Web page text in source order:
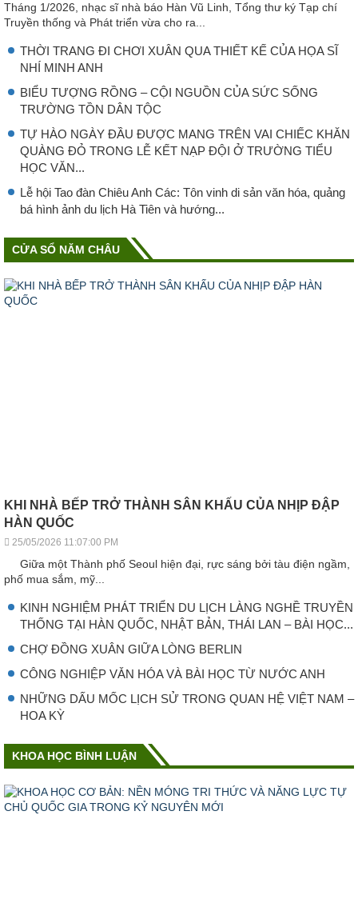
Tháng 1/2026, nhạc sĩ nhà báo Hàn Vũ Linh, Tổng thư ký Tạp chí
Truyền thống và Phát triển vừa cho ra...
THỜI TRANG ĐI CHƠI XUÂN QUA THIẾT KẾ CỦA HỌA SĨ
NHÍ MINH ANH
BIỂU TƯỢNG RỒNG – CỘI NGUỒN CỦA SỨC SỐNG
TRƯỜNG TỒN DÂN TỘC
TỰ HÀO NGÀY ĐẦU ĐƯỢC MANG TRÊN VAI CHIẾC KHĂN
QUÀNG ĐỎ TRONG LỄ KẾT NẠP ĐỘI Ở TRƯỜNG TIỂU
HỌC VĂN...
Lễ hội Tao đàn Chiêu Anh Các: Tôn vinh di sản văn hóa, quảng
bá hình ảnh du lịch Hà Tiên và hướng...
CỬA SỔ NĂM CHÂU
KHI NHÀ BẾP TRỞ THÀNH SÂN KHẤU CỦA NHỊP ĐẬP
HÀN QUỐC
25/05/2026 11:07:00 PM
Giữa một Thành phố Seoul hiện đại, rực sáng bởi tàu điện ngầm,
phố mua sắm, mỹ...
KINH NGHIỆM PHÁT TRIỂN DU LỊCH LÀNG NGHỀ TRUYỀN
THỐNG TẠI HÀN QUỐC, NHẬT BẢN, THÁI LAN – BÀI HỌC...
CHỢ ĐỒNG XUÂN GIỮA LÒNG BERLIN
CÔNG NGHIỆP VǍN HÓA VÀ BÀI HỌC TỪ NƯỚC ANH
NHỮNG DẤU MỐC LỊCH SỬ TRONG QUAN HỆ VIỆT NAM –
HOA KỲ
KHOA HỌC BÌNH LUẬN